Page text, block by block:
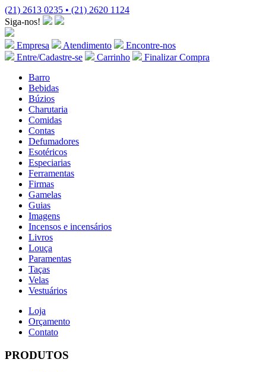
(21) 2613 0235 • (21) 2620 1124
Siga-nos!
Empresa Atendimento
Encontre-nos
Entre/Cadastre-se
Carrinho
Finalizar Compra
Barro
Bebidas
Búzios
Charutaria
Comidas
Contas
Defumadores
Esotéricos
Especiarias
Ferramentas
Firmas
Gamelas
Guias
Imagens
Incensos e incensários
Livros
Louça
Paramentas
Taças
Velas
Vestuários
Loja
Orçamento
Contato
PRODUTOS